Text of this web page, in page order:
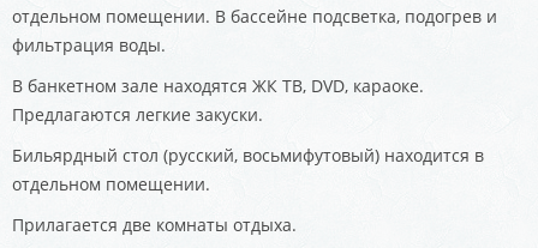
отдельном помещении. В бассейне подсветка, подогрев и
фильтрация воды.
В банкетном зале находятся ЖК ТВ, DVD, караоке.
Предлагаются легкие закуски.
Бильярдный стол (русский, восьмифутовый) находится в
отдельном помещении.
Прилагается две комнаты отдыха.